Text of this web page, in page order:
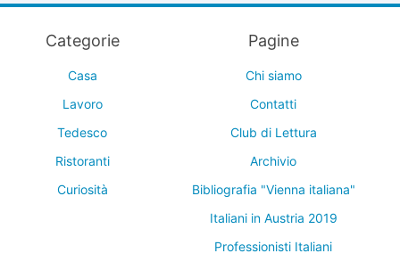
Categorie
Casa
Lavoro
Tedesco
Ristoranti
Curiosità
Pagine
Chi siamo
Contatti
Club di Lettura
Archivio
Bibliografia "Vienna italiana"
Italiani in Austria 2019
Professionisti Italiani